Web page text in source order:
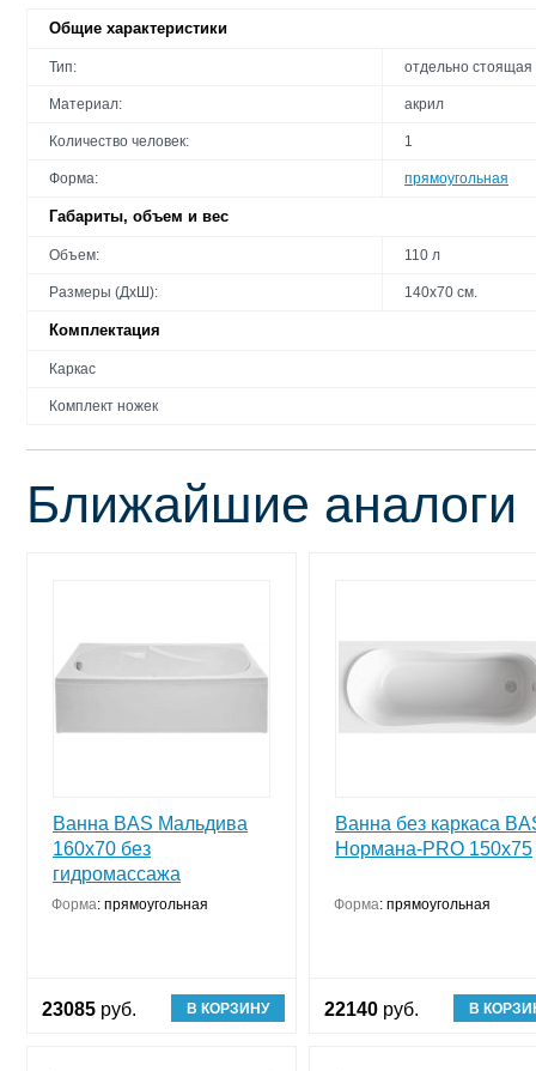
Общие характеристики
Тип: отдельно стоящая
Материал: акрил
Количество человек: 1
Форма: прямоугольная
Габариты, объем и вес
Объем: 110 л
Размеры (ДхШ): 140х70 см.
Комплектация
Каркас
Комплект ножек
Ближайшие аналоги
Ванна BAS Мальдива
160х70 без
гидромассажа
Форма: прямоугольная
23085 руб. В КОРЗИНУ
Ванна без каркаса
Нормана-PRO 150х75
Форма: прямоугольная
22140 руб. В